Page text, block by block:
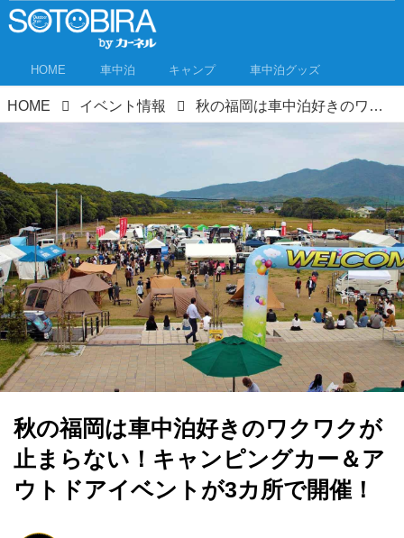
HOME 車中泊 キャンプ 車中泊グッズ
HOME イベント情報 秋の福岡は車中泊好きのワクワクが止まらない！キャンピングカー＆アウトドアイベントが3カ所で開催！
秋の福岡は車中泊好きのワクワクが
止まらない！キャンピングカー＆ア
ウトドアイベントが3カ所で開催！